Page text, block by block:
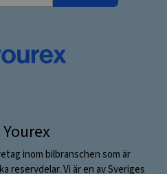
inom bilbranschen som är
reservdelar. Vi är en av Sveriges